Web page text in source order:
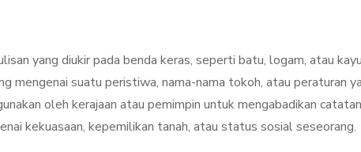
yang diukir pada benda keras, seperti batu, logam, atau
mengenai suatu peristiwa, nama-nama tokoh, atau peraturan
oleh kerajaan atau pemimpin untuk mengabadikan
kekuasaan, kepemilikan tanah, atau status sosial seseorang.